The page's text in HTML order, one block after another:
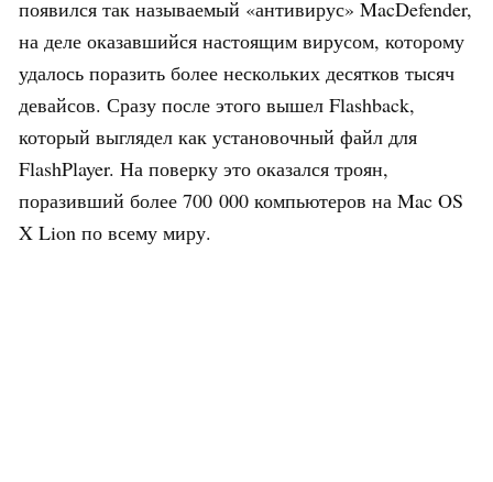
появился так называемый «антивирус» MacDefender,
на деле оказавшийся настоящим вирусом, которому
удалось поразить более нескольких десятков тысяч
девайсов. Сразу после этого вышел Flashback,
который выглядел как установочный файл для
FlashPlayer. На поверку это оказался троян,
поразивший более 700 000 компьютеров на Mac OS
X Lion по всему миру.